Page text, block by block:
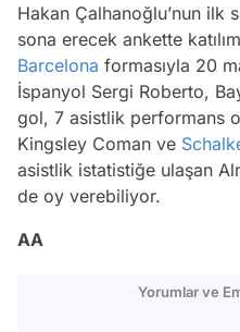
Hakan Çalhanoğlu’nun ilk
sona erecek ankette
Barcelona formasıyla 20
İspanyol Sergi Roberto,
gol, 7 asistlik performans
Kingsley Coman ve
asistlik istatistiğe ulaşan
de oy verebiliyor.
AA
Yorumlar ve